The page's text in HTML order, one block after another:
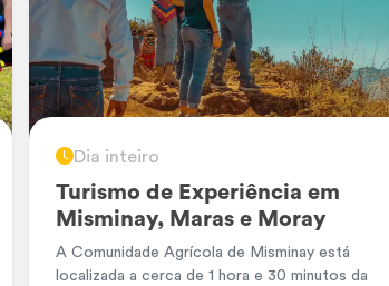
Dia inteiro
Turismo de Experiência em
Misminay, Maras e Moray
A Comunidade Agrícola de Misminay está
localizada a cerca de 1 hora e 30 minutos da